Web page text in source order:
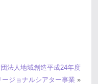
団法人地域創造平成24年度
ージョナルシアター事業 »